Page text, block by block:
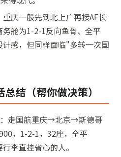
庆一般先到北上广再接AF长
舱为1-2-1反向鱼骨、全平
感，但同样面临"多转一次国
结（帮你做决策）
走国航重庆→北京→斯德哥
，1-2-1，32座，全平
李直挂省心的人。